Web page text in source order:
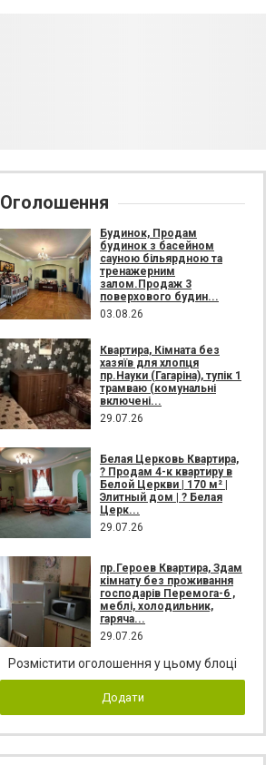
Оголошення
Будинок, Продам
будинок з басейном
сауною більярдною та
тренажерним
залом.Продаж 3
поверхового будин...
03.08.26
Квартира, Кімната без
хазяїв для хлопця
пр.Науки (Гагаріна), тупік 1
трамваю (комунальні
включені...
29.07.26
Белая Церковь Квартира,
? Продам 4-к квартиру в
Белой Церкви | 170 м² |
Элитный дом | ? Белая
Церк...
29.07.26
пр.Героев Квартира, Здам
кімнату без проживання
господарів Перемога-6 ,
меблі, холодильник,
гаряча...
29.07.26
Розмістити оголошення у цьому блоці
Додати